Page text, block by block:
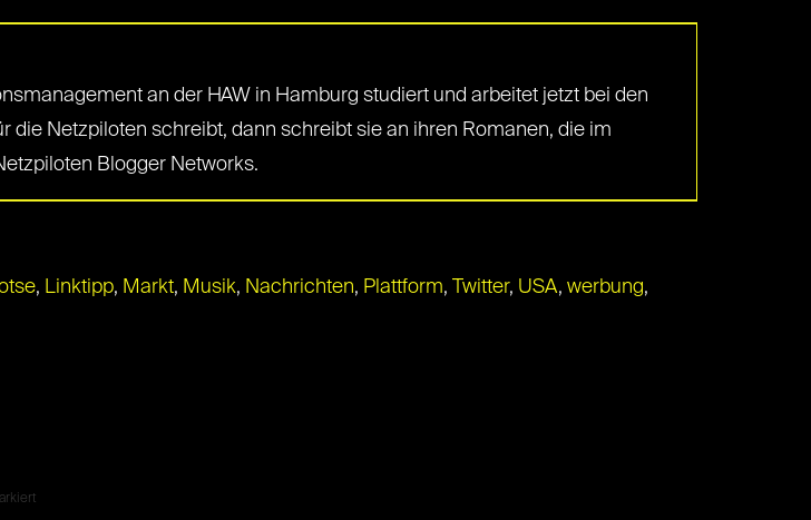
an der HAW in Hamburg studiert und arbeitet jetzt bei den
Netzpiloten schreibt, dann schreibt sie an ihren Romanen, die im
Blogger Networks.
, Linktipp, Markt, Musik, Nachrichten, Plattform, Twitter, USA, werbung,